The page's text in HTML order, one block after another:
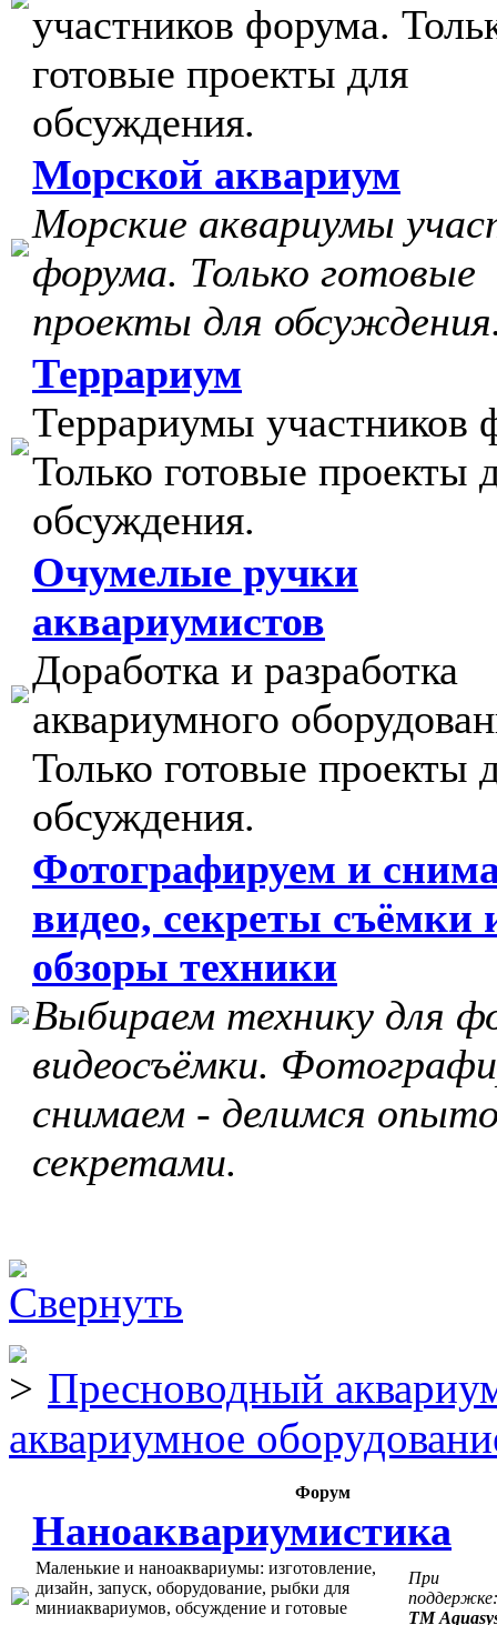
участников форума.
готовые проекты для
обсуждения.
Морской аквариум
Морские аквариумы
форума. Только готовые
проекты для
Террариум
Террариумы участников
Только готовые проекты
обсуждения.
Очумелые ручки
аквариумистов
Доработка и разработка
аквариумного
Только готовые проекты
обсуждения.
Фотографируем и
видео, секреты съёмки
обзоры техники
Выбираем технику для
видеосъёмки.
снимаем - делимся
секретами.
Пресноводный
аквариумное
Форум
Наноаквариумистика
Маленькие и наноаквариумы: изготовление,
дизайн, запуск, оборудование, рыбки для
миниаквариумов, обсуждение и готовые
При
поддержке:
ТМ